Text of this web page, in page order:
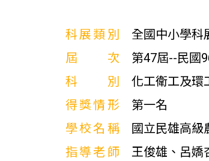
科展類別
全國中小學科
屆次
第47屆--民國
科別
化工衛工及環
得獎情形
第一名
學校名稱
國立民雄高級
指導老師
王俊雄、呂嬌